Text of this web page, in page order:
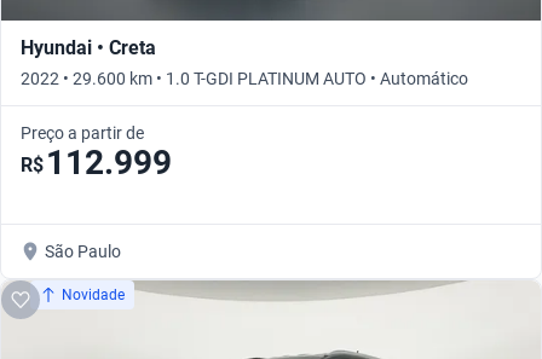
Hyundai • Creta
2022 • 29.600 km • 1.0 T-GDI PLATINUM AUTO • Automático
Preço a partir de
R$ 112.999
São Paulo
Novidade